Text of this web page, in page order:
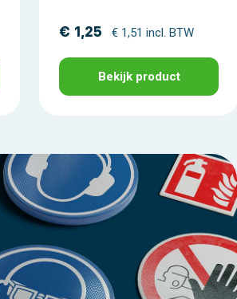
€ 1,25 € 1,51 incl. BTW
Bekijk product